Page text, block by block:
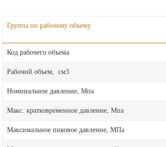
Группа по рабочему объему
Код рабочего объема
Рабочий объем, см3
Номинальное давление, Мпа
Макс. кратковременное давление, Мпа
Максимальное пиковое давление, МПа